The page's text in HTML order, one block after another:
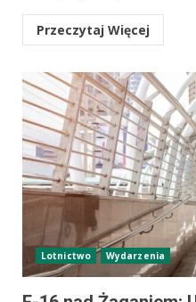
Przeczytaj Więcej
Lotnictwo Wydarzenia